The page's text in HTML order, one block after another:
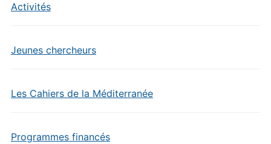
Activités
Jeunes chercheurs
Les Cahiers de la Méditerranée
Programmes financés